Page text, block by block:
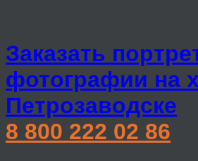
Заказать
фотографии на
Петрозаводске
8 800 222 02 86